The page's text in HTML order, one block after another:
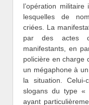
l’opération
lesquelles de
criées. La
par des actes
manifestants, en
policière en charge
un mégaphone à
la situation.
slogans du type «
ayant